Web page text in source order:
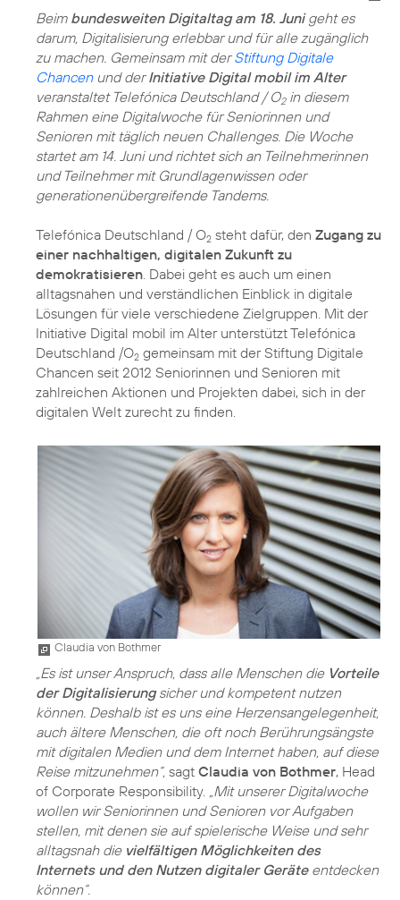
Beim bundesweiten Digitaltag am 18. Junigeht es
darum, Digitalisierung erlebbar und für alle zugänglich
zu machen. Gemeinsam mit derStiftung Digitale
Chancenund derInitiative Digital mobil im Alter
veranstaltet Telefónica Deutschland / O2in diesem
Rahmen eine Digitalwoche für Seniorinnen und
Senioren mit täglich neuen Challenges. Die Woche
startet am 14. Juni und richtet sich an Teilnehmerinnen
und Teilnehmer mit Grundlagenwissen oder
generationenübergreifende Tandems.
Telefónica Deutschland / O2 steht dafür, den Zugang zu
einer nachhaltigen, digitalen Zukunft zu
demokratisieren . Dabei geht es auch um einen
alltagsnahen und verständlichen Einblick in digitale
Lösungen für viele verschiedene Zielgruppen. Mit der
Initiative Digital mobil im Alterunterstützt Telefónica
Deutschland /O2 gemeinsam mit der Stiftung Digitale
Chancen seit 2012 Seniorinnen und Senioren mit
zahlreichen Aktionen und Projekten dabei, sich in der
digitalen Welt zurecht zu finden.
Claudia von Bothmer
„Es ist unser Anspruch, dass alle Menschen die Vorteile
der Digitalisierungsicher und kompetent nutzen
können. Deshalb ist es uns eine Herzensangelegenheit,
auch ältere Menschen, die oft noch Berührungsängste
mit digitalen Medien und dem Internet haben, auf diese
Reise mitzunehmen“, sagt Claudia von Bothmer, Head
of Corporate Responsibility. „Mit unserer Digitalwoche
wollen wir Seniorinnen und Senioren vor Aufgaben
stellen, mit denen sie auf spielerische Weise und sehr
alltagsnah die vielfältigen Möglichkeiten des
Internets und den Nutzen digitaler Geräteentdecken
können“.